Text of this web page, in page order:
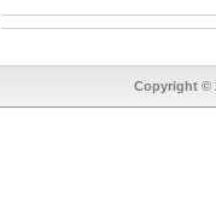
Copyright ©